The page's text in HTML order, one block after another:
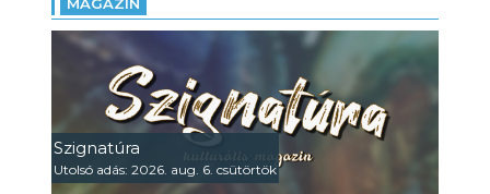
Szignatúra
Utolsó adás: 2026. aug. 6. csütörtök